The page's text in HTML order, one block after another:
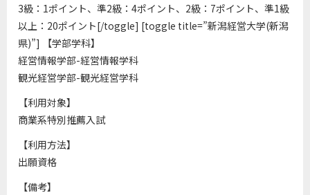
3級：1ポイント、準2級：4ポイント、2級：7ポイント、準1級
以上：20ポイント[/toggle] [toggle title=”新潟経営大学(新潟
県)”] 【学部学科】
経営情報学部-経営情報学科
観光経営学部-観光経営学科
【利用対象】
商業系特別推薦入試
【利用方法】
出願資格
【備考】